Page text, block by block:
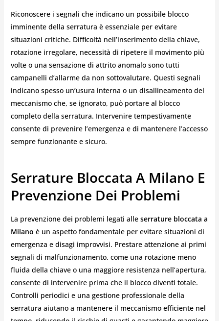
Riconoscere i segnali che indicano un possibile blocco
imminente della serratura è essenziale per evitare
situazioni critiche. Difficoltà nell’inserimento della chiave,
rotazione irregolare, necessità di ripetere il movimento più
volte o una sensazione di attrito anomalo sono tutti
campanelli d’allarme da non sottovalutare. Questi segnali
indicano spesso un’usura interna o un disallineamento del
meccanismo che, se ignorato, può portare al blocco
completo della serratura. Intervenire tempestivamente
consente di prevenire l’emergenza e di mantenere l’accesso
sempre funzionante e sicuro.
Serrature Bloccata A Milano E
Prevenzione Dei Problemi
La prevenzione dei problemi legati alle serrature bloccata a
Milano è un aspetto fondamentale per evitare situazioni di
emergenza e disagi improvvisi. Prestare attenzione ai primi
segnali di malfunzionamento, come una rotazione meno
fluida della chiave o una maggiore resistenza nell’apertura,
consente di intervenire prima che il blocco diventi totale.
Controlli periodici e una gestione professionale della
serratura aiutano a mantenere il meccanismo efficiente nel